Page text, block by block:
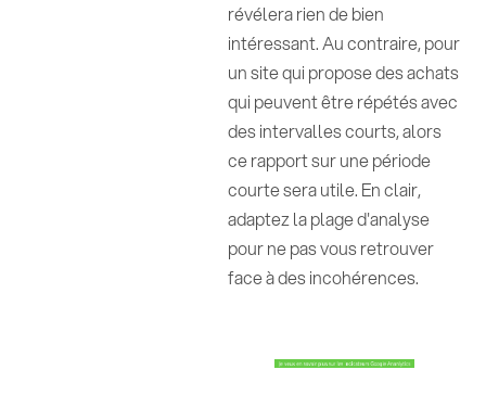
révélera rien de bien
intéressant. Au contraire, pour
un site qui propose des achats
qui peuvent être répétés avec
des intervalles courts, alors
ce rapport sur une période
courte sera utile. En clair,
adaptez la plage d'analyse
pour ne pas vous retrouver
face à des incohérences.